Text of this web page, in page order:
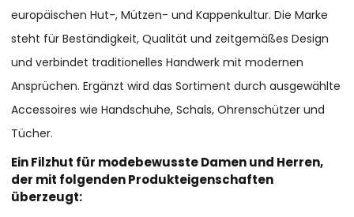
europäischen Hut-, Mützen- und Kappenkultur. Die Marke
steht für Beständigkeit, Qualität und zeitgemäßes Design
und verbindet traditionelles Handwerk mit modernen
Ansprüchen. Ergänzt wird das Sortiment durch ausgewählte
Accessoires wie Handschuhe, Schals, Ohrenschützer und
Tücher.
Ein Filzhut für modebewusste Damen und Herren,
der mit folgenden Produkteigenschaften
überzeugt: